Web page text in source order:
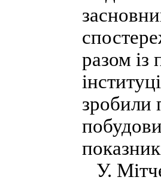
разом із
зробили
У.